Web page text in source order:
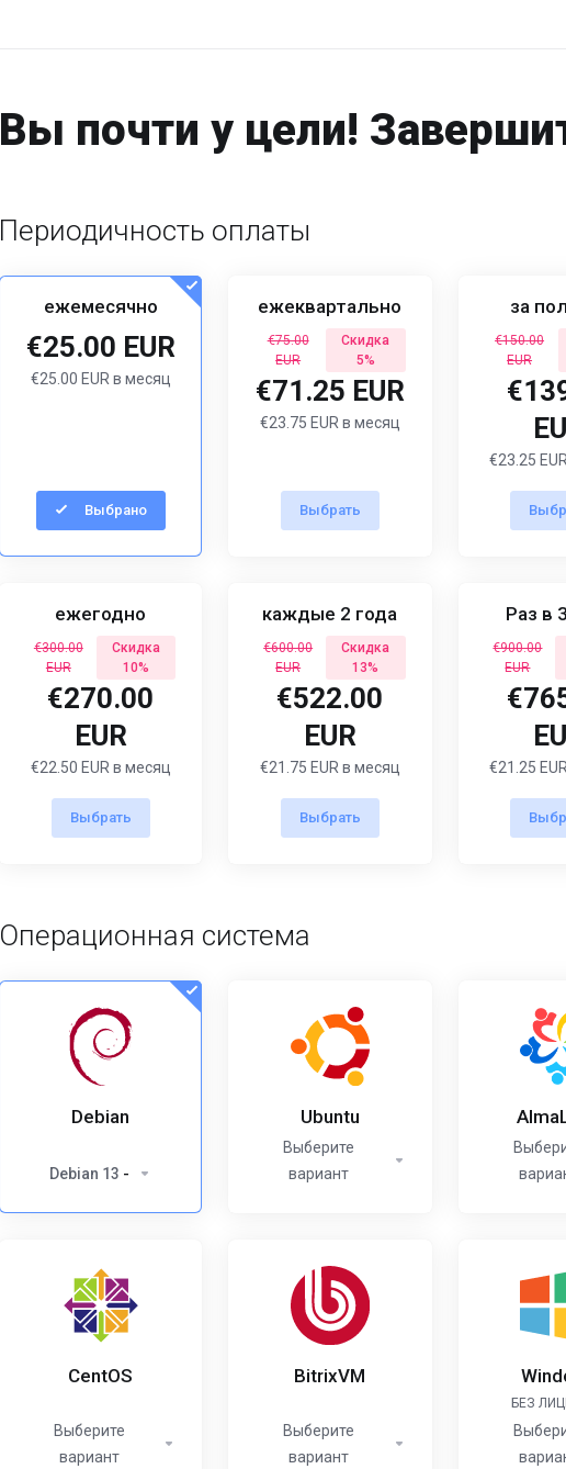
Вы почти у цели!
Периодичность оплаты
ежемесячно
€25.00 EUR
€25.00 EUR в месяц
Выбрано
ежеквартально
€75.00
EUR
Скидка
5%
€71.25 EUR
€23.75 EUR в месяц
Выбрать
за
€150.00
EUR
€23.25
ежегодно
€300.00
EUR
Скидка
10%
€270.00
EUR
€22.50 EUR в месяц
Выбрать
каждые 2 года
€600.00
EUR
Скидка
13%
€522.00
EUR
€21.75 EUR в месяц
Выбрать
Раз в
€900.00
EUR
€21.25
Операционная система
Debian
Debian 13 -
Ubuntu
Выберите
вариант
CentOS
Выберите
вариант
BitrixVM
Выберите
вариант
БЕЗ